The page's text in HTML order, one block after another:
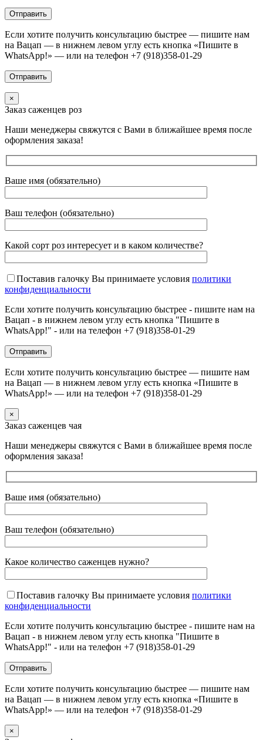
Если хотите получить консультацию быстрее — пишите нам
на Вацап — в нижнем левом углу есть кнопка «Пишите в
WhatsApp!» — или на телефон +7 (918)358-01-29
×
Заказ саженцев роз
Наши менеджеры свяжутся с Вами в ближайшее время после
оформления заказа!
Ваше имя (обязательно)
Ваш телефон (обязательно)
Какой сорт роз интересует и в каком количестве?
Поставив галочку Вы принимаете условия политики
конфиденциальности
Если хотите получить консультацию быстрее - пишите нам на
Вацап - в нижнем левом углу есть кнопка "Пишите в
WhatsApp!" - или на телефон +7 (918)358-01-29
Если хотите получить консультацию быстрее — пишите нам
на Вацап — в нижнем левом углу есть кнопка «Пишите в
WhatsApp!» — или на телефон +7 (918)358-01-29
×
Заказ саженцев чая
Наши менеджеры свяжутся с Вами в ближайшее время после
оформления заказа!
Ваше имя (обязательно)
Ваш телефон (обязательно)
Какое количество саженцев нужно?
Поставив галочку Вы принимаете условия политики
конфиденциальности
Если хотите получить консультацию быстрее - пишите нам на
Вацап - в нижнем левом углу есть кнопка "Пишите в
WhatsApp!" - или на телефон +7 (918)358-01-29
Если хотите получить консультацию быстрее — пишите нам
на Вацап — в нижнем левом углу есть кнопка «Пишите в
WhatsApp!» — или на телефон +7 (918)358-01-29
×